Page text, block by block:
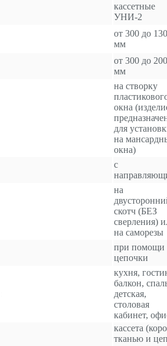
кассетные
УНИ-2
от 300 до
мм
от 300 до
мм
на створку
окна
для
на
окна)
с
на
скотч (БЕЗ
сверления)
на саморезы
при помощи
цепочки
кухня,
балкон,
детская,
столовая
кабинет,
кассета
тканью и